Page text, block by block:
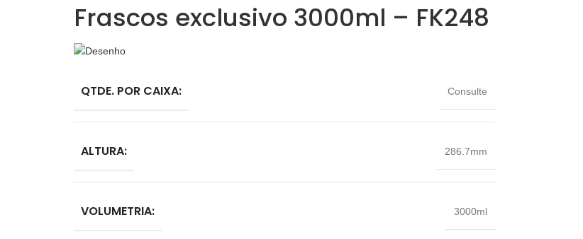
Frascos exclusivo 3000ml – FK248
QTDE. POR CAIXA: Consulte
ALTURA: 286.7mm
VOLUMETRIA: 3000ml